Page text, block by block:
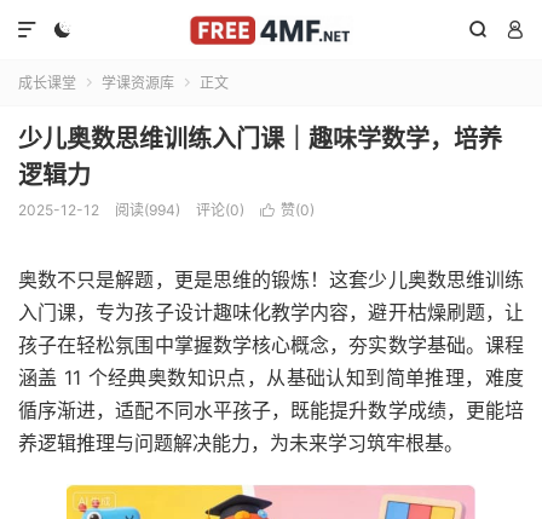
  

成长课堂  学课资源库  正文
少儿奥数思维训练入门课｜趣味学数学，培养
逻辑力​
2025-12-12 阅读(994) 评论(0)  赞(0)
奥数不只是解题，更是思维的锻炼！这套少儿奥数思维训练
入门课，专为孩子设计趣味化教学内容，避开枯燥刷题，让
孩子在轻松氛围中掌握数学核心概念，夯实数学基础。课程
涵盖 11 个经典奥数知识点，从基础认知到简单推理，难度
循序渐进，适配不同水平孩子，既能提升数学成绩，更能培
养逻辑推理与问题解决能力，为未来学习筑牢根基。​